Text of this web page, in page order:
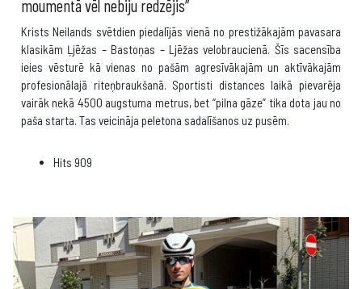
moumentā vēl nebiju redzējis”
Krists Neilands svētdien piedalījās vienā no prestižākajām pavasara
klasikām Ļjēžas – Bastoņas – Ljēžas velobraucienā. Šīs sacensība
ieies vēsturē kā vienas no pašām agresīvākajām un aktīvākajām
profesionālajā riteņbraukšanā. Sportisti distances laikā pievarēja
vairāk nekā 4500 augstuma metrus, bet “pilna gāze” tika dota jau no
paša starta. Tas veicināja peletona sadalīšanos uz pusēm.
Hits 909